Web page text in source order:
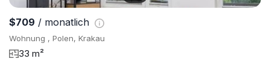
$709 / monatlich
Wohnung , Polen, Krakau
33 m²